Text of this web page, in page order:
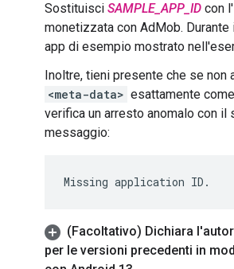
Sostituisci SAMPLE_APP_ID con
monetizzata con AdMob.
app di esempio mostrato
Inoltre, tieni presente che se non
<meta-data> esattamente
verifica un arresto anomalo con il
messaggio:
(Facoltativo) Dichiara
per le versioni precedenti in